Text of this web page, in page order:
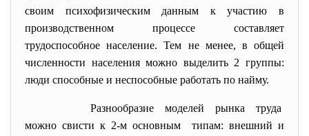
своим психофизическим данным к участию в
производственном процессе составляет
трудоспособное население. Тем не менее, в общей
численности населения можно выделить 2 группы:
люди способные и неспособные работать по найму.
Разнообразие моделей рынка труда
можно свисти к 2-м основным типам: внешний и